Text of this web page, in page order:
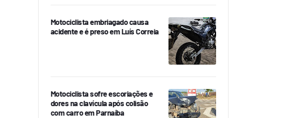
Motociclista embriagado causa
acidente e é preso em Luís Correia
Motociclista sofre escoriações e
dores na clavícula após colisão
com carro em Parnaíba